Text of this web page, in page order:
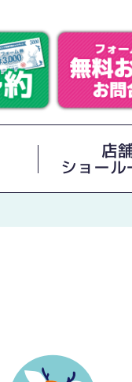
店
ショー